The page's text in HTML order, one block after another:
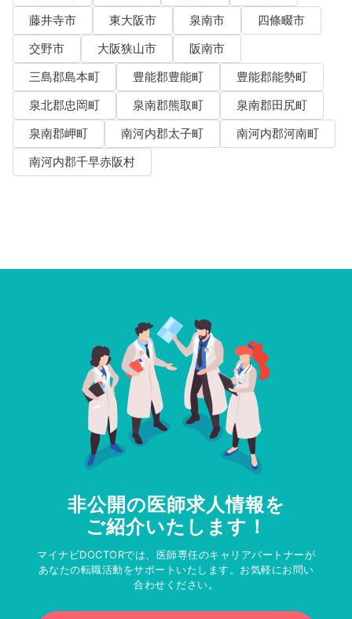
藤井寺市
東大阪市 泉南市
四條畷市
交野市
大阪狭山市
阪南市
三島郡島本町
豊能郡豊能町
豊能郡能勢町
泉北郡忠岡町
泉南郡熊取町
泉南郡田尻町
泉南郡岬町
南河内郡太子町
南河内郡河南町
南河内郡千早赤阪村
非公開の医師求人情報を
ご紹介いたします！
マイナビDOCTORでは、医師専任のキャリアパートナーが
あなたの転職活動をサポートいたします。お気軽にお問い
合わせください。